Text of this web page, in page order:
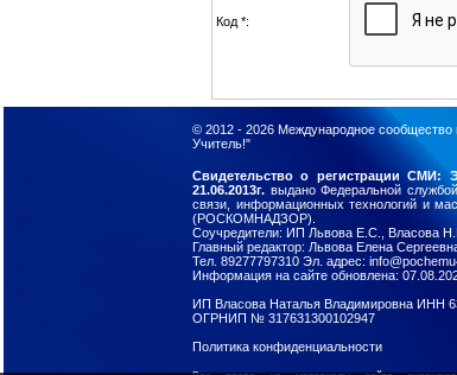
Код *:
© 2012 - 2026 Международное сообщество
Учитель!"
Свидетельство о регистрации СМИ:
21.06.2013г. выдано Федеральной
связи, информационных технологий и
(РОСКОМНАДЗОР).
Соучредители: ИП Львова Е.С., Власова
Главный редактор: Львова Елена
Тел. 89277797310 Эл. адрес:
Информация на сайте обновлена:
ИП Власова Наталья Владимировна ИНН
ОГРНИП № 317631300102947
Политика конфиденциальности